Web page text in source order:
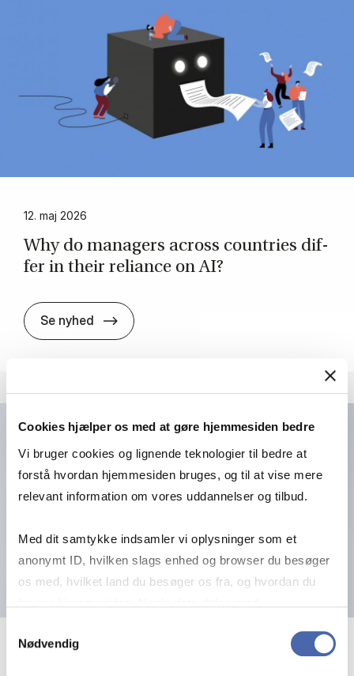
Cookies hjælper os med at gøre hjemmesiden bedre
Vi bruger cookies og lignende teknologier til bedre at
forstå hvordan hjemmesiden bruges, og til at vise mere
relevant information om vores uddannelser og tilbud.
Med dit samtykke indsamler vi oplysninger som et
anonymt ID, hvilken slags enhed og browser du besøger
os med, hvilket land du besøger os fra, og hvordan du
markedsføring. Du bestemmer selv - og kan altid trække
Nødvendig
12. maj 2026
Why do man­agers across coun­tri­es dif­
fer in their re­li­ance on AI?
Se nyhed Why do man­agers across coun­tri­es